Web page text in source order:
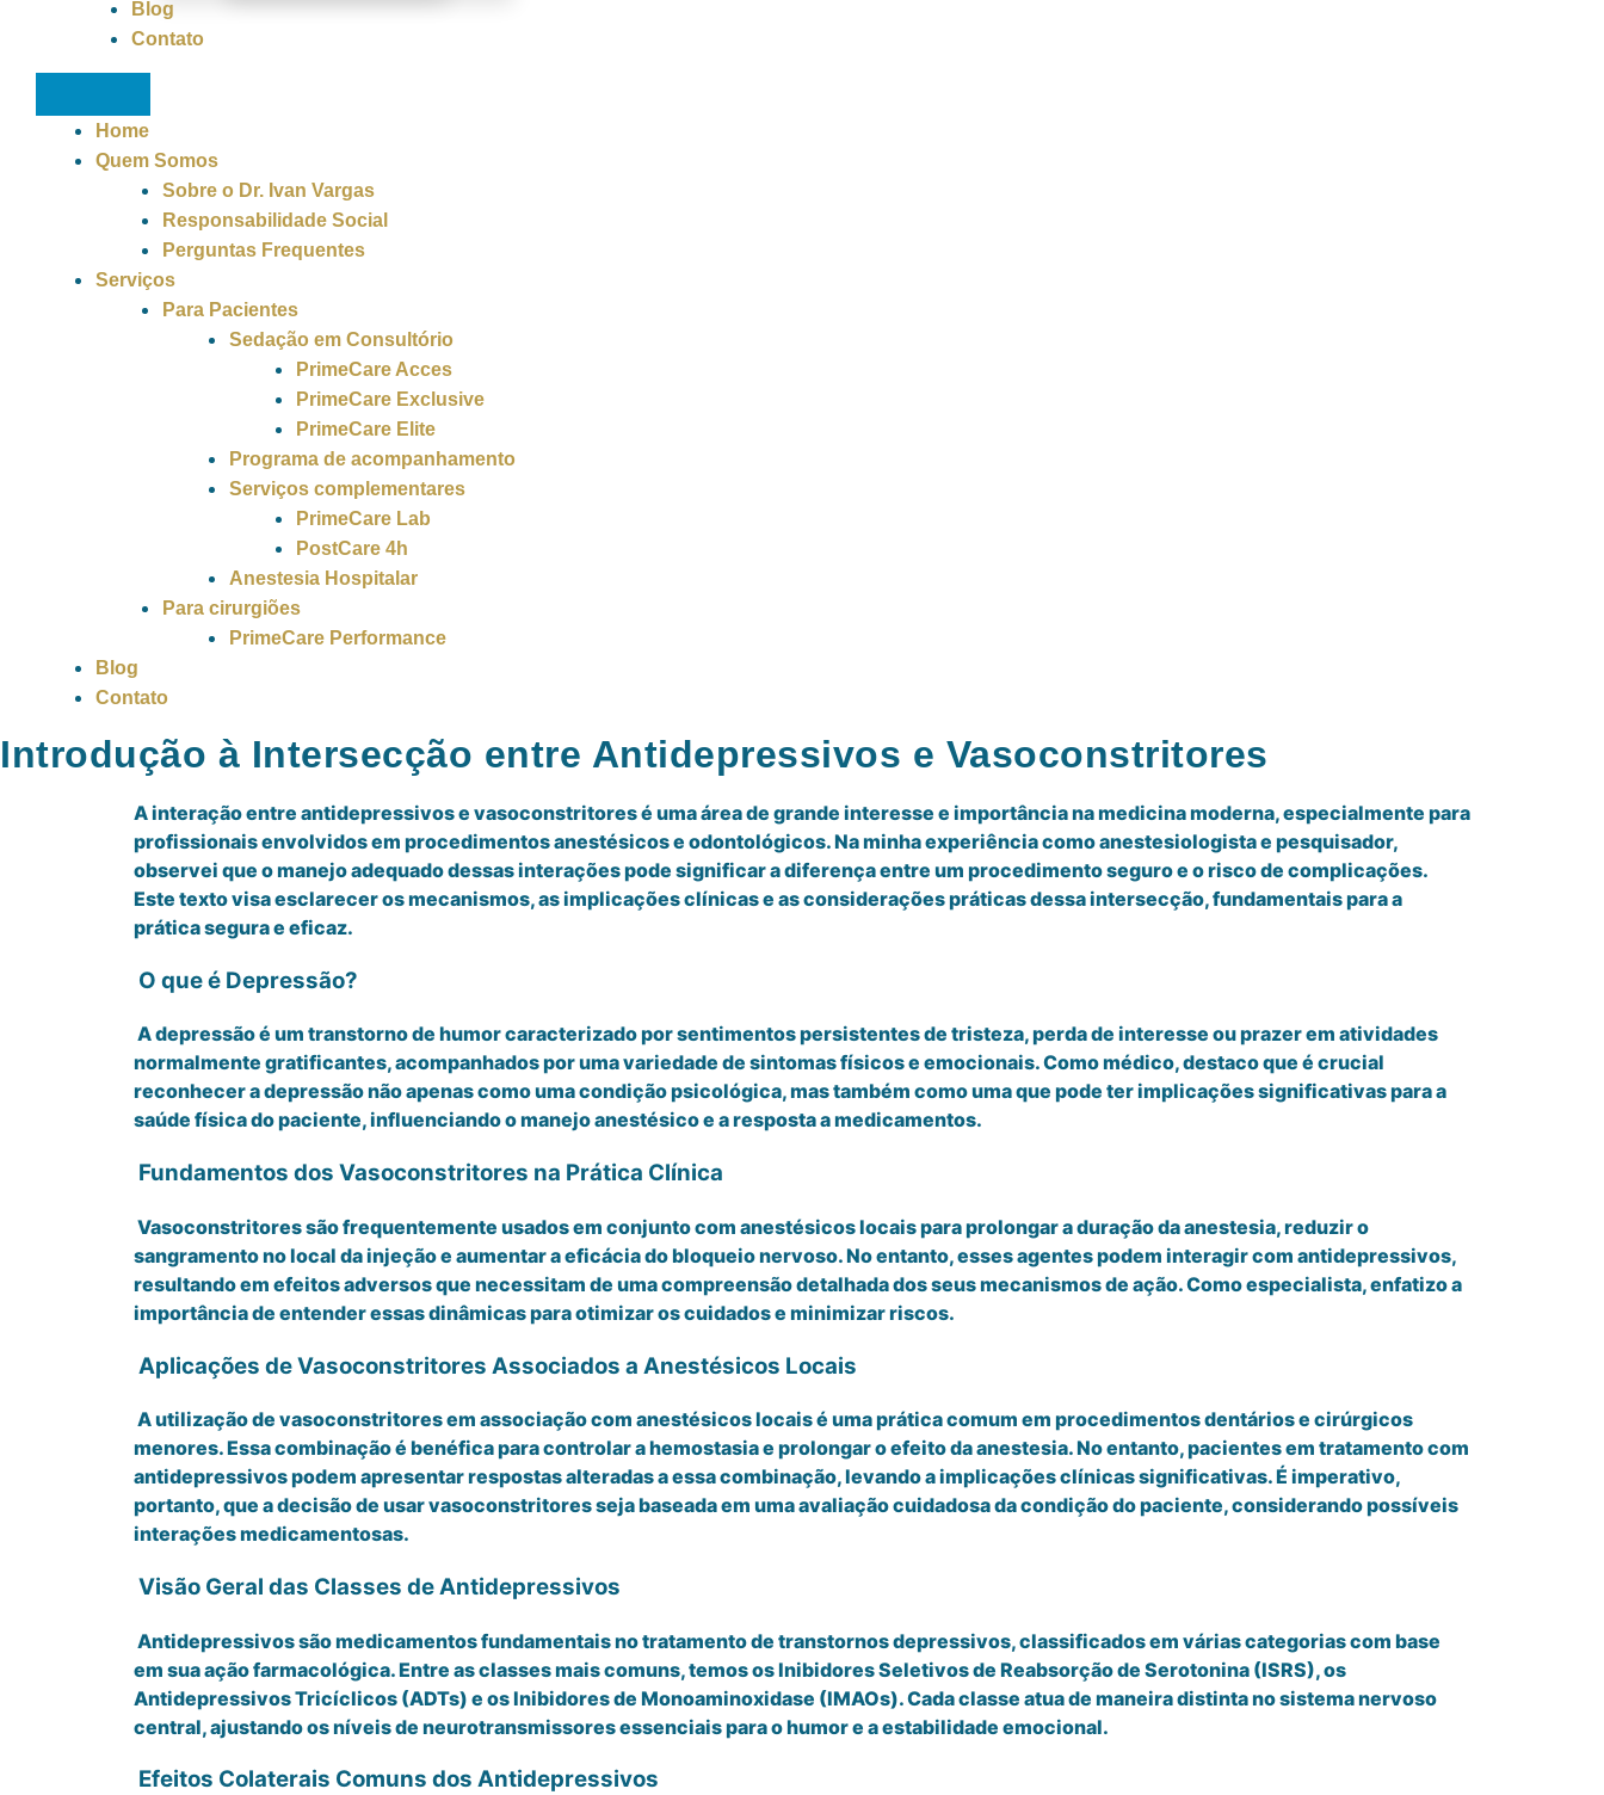
Blog
Contato
Home
Quem Somos
Sobre o Dr. Ivan Vargas
Responsabilidade Social
Perguntas Frequentes
Serviços
Para Pacientes
Sedação em Consultório
PrimeCare Acces
PrimeCare Exclusive
PrimeCare Elite
Programa de acompanhamento
Serviços complementares
PrimeCare Lab
PostCare 4h
Anestesia Hospitalar
Para cirurgiões
PrimeCare Performance
Blog
Contato
Introdução à Intersecção entre Antidepressivos e Vasoconstritores
A interação entre antidepressivos e vasoconstritores é uma área de grande interesse e importância na medicina moderna, especialmente para
profissionais envolvidos em procedimentos anestésicos e odontológicos. Na minha experiência como anestesiologista e pesquisador,
observei que o manejo adequado dessas interações pode significar a diferença entre um procedimento seguro e o risco de complicações.
Este texto visa esclarecer os mecanismos, as implicações clínicas e as considerações práticas dessa intersecção, fundamentais para a
prática segura e eficaz.
O que é Depressão?
A depressão é um transtorno de humor caracterizado por sentimentos persistentes de tristeza, perda de interesse ou prazer em atividades
normalmente gratificantes, acompanhados por uma variedade de sintomas físicos e emocionais. Como médico, destaco que é crucial
reconhecer a depressão não apenas como uma condição psicológica, mas também como uma que pode ter implicações significativas para a
saúde física do paciente, influenciando o manejo anestésico e a resposta a medicamentos.
Fundamentos dos Vasoconstritores na Prática Clínica
Vasoconstritores são frequentemente usados em conjunto com anestésicos locais para prolongar a duração da anestesia, reduzir o
sangramento no local da injeção e aumentar a eficácia do bloqueio nervoso. No entanto, esses agentes podem interagir com antidepressivos,
resultando em efeitos adversos que necessitam de uma compreensão detalhada dos seus mecanismos de ação. Como especialista, enfatizo a
importância de entender essas dinâmicas para otimizar os cuidados e minimizar riscos.
Aplicações de Vasoconstritores Associados a Anestésicos Locais
A utilização de vasoconstritores em associação com anestésicos locais é uma prática comum em procedimentos dentários e cirúrgicos
menores. Essa combinação é benéfica para controlar a hemostasia e prolongar o efeito da anestesia. No entanto, pacientes em tratamento com
antidepressivos podem apresentar respostas alteradas a essa combinação, levando a implicações clínicas significativas. É imperativo,
portanto, que a decisão de usar vasoconstritores seja baseada em uma avaliação cuidadosa da condição do paciente, considerando possíveis
interações medicamentosas.
Visão Geral das Classes de Antidepressivos
Antidepressivos são medicamentos fundamentais no tratamento de transtornos depressivos, classificados em várias categorias com base
em sua ação farmacológica. Entre as classes mais comuns, temos os Inibidores Seletivos de Reabsorção de Serotonina (ISRS), os
Antidepressivos Tricíclicos (ADTs) e os Inibidores de Monoaminoxidase (IMAOs). Cada classe atua de maneira distinta no sistema nervoso
central, ajustando os níveis de neurotransmissores essenciais para o humor e a estabilidade emocional.
Efeitos Colaterais Comuns dos Antidepressivos